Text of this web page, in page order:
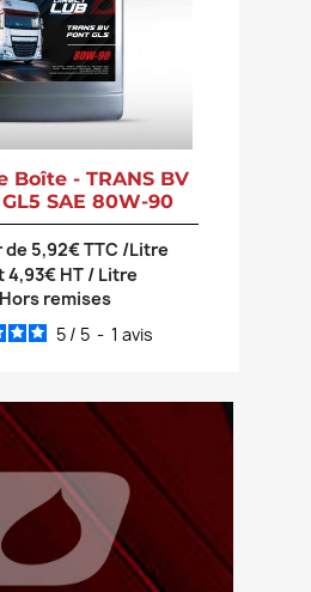
Boîte - TRANS BV
SAE 80W-90
de 5,92€ TTC /Litre
4,93€ HT / Litre
Hors remises
5 / 5 - 1 avis